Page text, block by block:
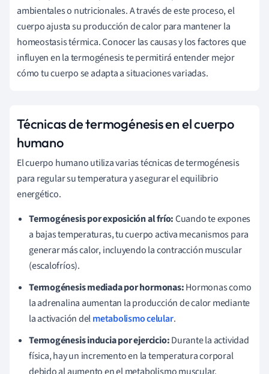
ambientales o nutricionales. A través de este proceso, el
cuerpo ajusta su producción de calor para mantener la
homeostasis térmica. Conocer las causas y los factores que
influyen en la termogénesis te permitirá entender mejor
cómo tu cuerpo se adapta a situaciones variadas.
Técnicas de termogénesis en el cuerpo
humano
El cuerpo humano utiliza varias técnicas de termogénesis
para regular su temperatura y asegurar el equilibrio
energético.
Termogénesis por exposición al frío:Cuando te expones
a bajas temperaturas, tu cuerpo activa mecanismos para
generar más calor, incluyendo la contracción muscular
(escalofríos).
Termogénesis mediada por hormonas:Hormonas como
la adrenalina aumentan la producción de calor mediante
la activación delmetabolismo celular.
Termogénesis inducia por ejercicio:Durante la actividad
física, hay un incremento en la temperatura corporal
debido al aumento en el metabolismo muscular.